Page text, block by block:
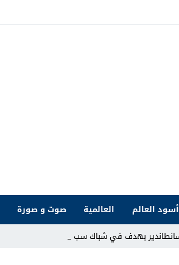
أسود العالم العالمية صوت و صورة
بهدف في شباك سبورتينغ خي_